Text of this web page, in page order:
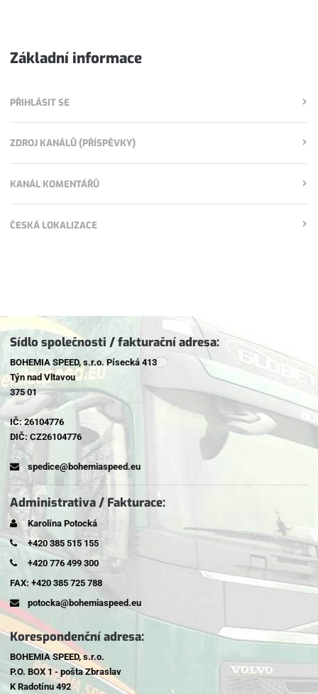
Základní informace
PŘIHLÁSIT SE
ZDROJ KANÁLŮ (PŘÍSPĚVKY)
KANÁL KOMENTÁŘŮ
ČESKÁ LOKALIZACE
Sídlo společnosti / fakturační adresa:
BOHEMIA SPEED, s.r.o. Písecká 413
Týn nad Vltavou
375 01
IČ: 26104776
DIČ: CZ26104776
spedice@bohemiaspeed.eu
Administrativa / Fakturace:
Karolína Potocká
+420 385 515 155
+420 776 499 300
FAX: +420 385 725 788
potocka@bohemiaspeed.eu
Korespondenční adresa:
BOHEMIA SPEED, s.r.o.
P.O. BOX 1 - pošta Zbraslav
K Radotínu 492